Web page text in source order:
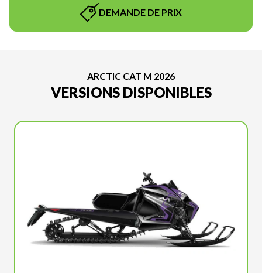
DEMANDE DE PRIX
ARCTIC CAT M 2026
VERSIONS DISPONIBLES